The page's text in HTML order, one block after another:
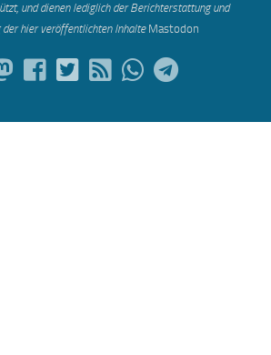
und dienen lediglich der Berichterstattung und
der hier veröffentlichten Inhalte Mastodon